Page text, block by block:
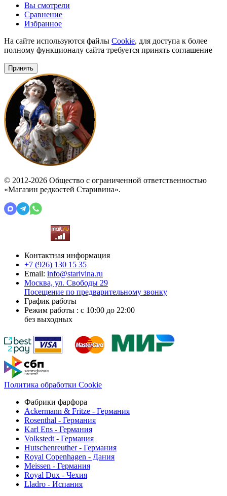
Вы смотрели
Сравнение
Избранное
На сайте используются файлы Cookie, для доступа к более
полному функционалу сайта требуется принять соглашение
Принять
© 2012-2026 Общество с ограниченной ответственностью
«Магазин редкостей Старивина».
Контактная информация
+7 (926) 130 15 35
Email: info@starivina.ru
Москва, ул. Свободы 29
Посещение по предварительному звонку
График работы
Режим работы : с 10:00 до 22:00
без выходных
Политика обработки Cookie
Фабрики фарфора
Ackermann & Fritze - Германия
Rosenthal - Германия
Karl Ens - Германия
Volkstedt - Германия
Hutschenreuther - Германия
Royal Copenhagen - Дания
Meissen - Германия
Royal Dux - Чехия
Lladro - Испания